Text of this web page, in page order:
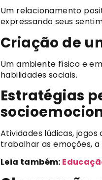
Um relacionamento
expressando seus
Criação de
Um ambiente físico e
habilidades sociais.
Estratégias
Atividades lúdicas,
trabalhar as emoções,
Leia também: